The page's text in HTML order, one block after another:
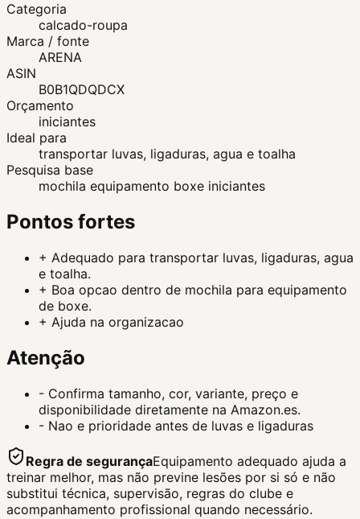
Categoria
calcado-roupa
Marca / fonte
ARENA
ASIN
B0B1QDQDCX
Orçamento
iniciantes
Ideal para
transportar luvas, ligaduras, agua e toalha
Pesquisa base
mochila equipamento boxe iniciantes
Pontos fortes
+ Adequado para transportar luvas, ligaduras, agua
e toalha.
+ Boa opcao dentro de mochila para equipamento
de boxe.
+ Ajuda na organizacao
Atenção
- Confirma tamanho, cor, variante, preço e
disponibilidade diretamente na Amazon.es.
- Nao e prioridade antes de luvas e ligaduras
Regra de segurançaEquipamento adequado ajuda a
treinar melhor, mas não previne lesões por si só e não
substitui técnica, supervisão, regras do clube e
acompanhamento profissional quando necessário.